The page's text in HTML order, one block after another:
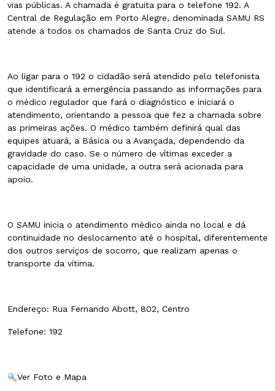
vias públicas. A chamada é gratuita para o telefone 192. A
Central de Regulação em Porto Alegre, denominada SAMU RS
atende a todos os chamados de Santa Cruz do Sul.
Ao ligar para o 192 o cidadão será atendido pelo telefonista
que identificará a emergência passando as informações para
o médico regulador que fará o diagnóstico e iniciará o
atendimento, orientando a pessoa que fez a chamada sobre
as primeiras ações. O médico também definirá qual das
equipes atuará, a Básica ou a Avançada, dependendo da
gravidade do caso. Se o número de vítimas exceder a
capacidade de uma unidade, a outra será acionada para
apoio.
O SAMU inicia o atendimento médico ainda no local e dá
continuidade no deslocamento até o hospital, diferentemente
dos outros serviços de socorro, que realizam apenas o
transporte da vítima.
Endereço: Rua Fernando Abott, 802, Centro
Telefone: 192
Ver Foto e Mapa